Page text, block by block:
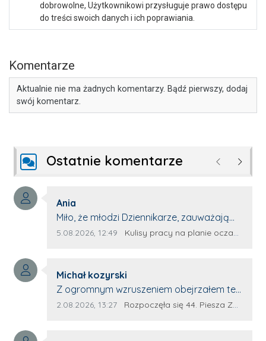
dobrowolne, Użytkownikowi przysługuje prawo dostępu
do treści swoich danych i ich poprawiania.
Komentarze
Aktualnie nie ma żadnych komentarzy. Bądź pierwszy, dodaj
swój komentarz.
Ostatnie komentarze Poprzednie
Autor komentarza:
Ania
Treść komentarza:
Miło, że młodzi Dziennikarze, zauważają
młode talenty, które dopiero wkraczają
z nim wywiad, który przeprowadzi Pan
Artur.
Data dodania komentarza:
5.08.2026, 12:49 Źródło komentarza:
Kulisy pracy na planie oczami młodego filmowca
Autor komentarza:
Michał kozyrski
Treść komentarza:
Z ogromnym wzruszeniem obejrzałem ten
materiał. ❤️ Jestem naprawdę dumny z
Data dodania komentarza:
2.08.2026, 13:27 Źródło komentarza:
Rozpoczęła się 44. Piesza Zamojsko-Lubaczowska Pielgrzymka na Jasną Górę!